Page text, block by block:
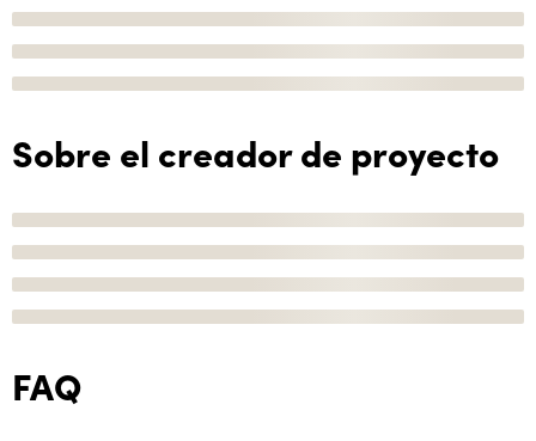
Sobre el creador de proyecto
FAQ